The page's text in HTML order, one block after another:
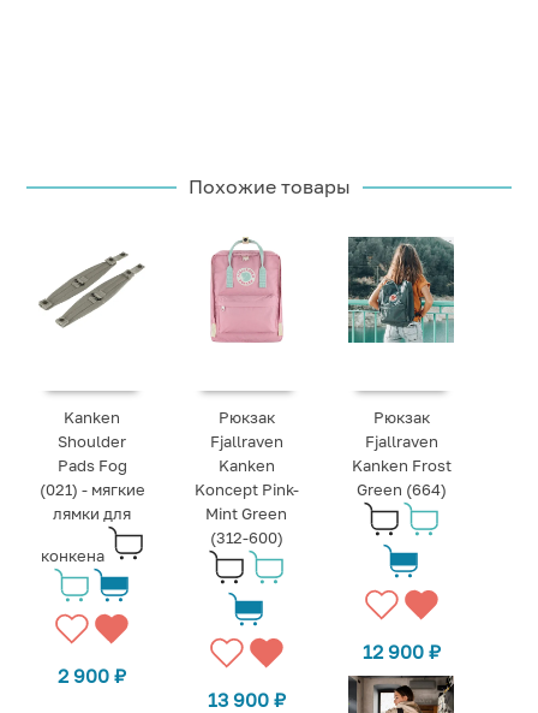
Похожие товары
Kanken
Shoulder
Pads Fog
(021) - мягкие
лямки для
конкена
2 900₽
Рюкзак
Fjallraven
Kanken
Koncept Pink-
Mint Green
(312-600)
13 900 ₽
Рюкзак
Fjallraven
Kanken Frost
Green (664)
12 900 ₽